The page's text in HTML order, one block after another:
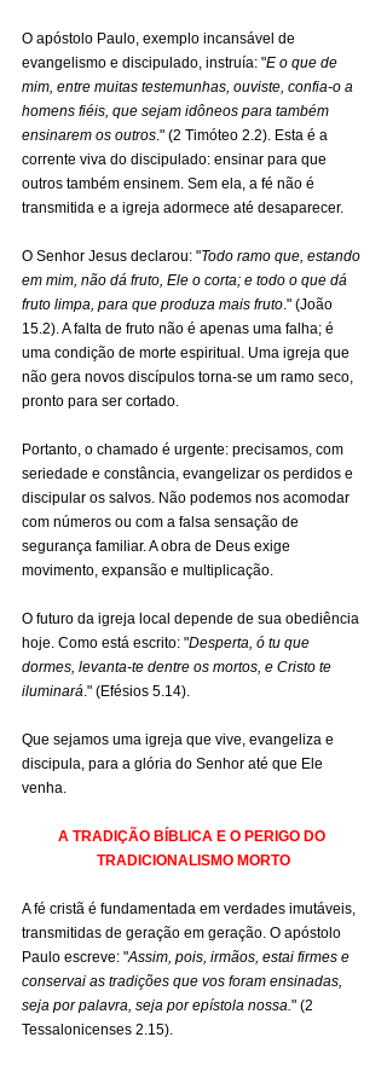
O apóstolo Paulo, exemplo incansável de
evangelismo e discipulado, instruía: "E o que de
mim, entre muitas testemunhas, ouviste, confia-o a
homens fiéis, que sejam idôneos para também
ensinarem os outros." (2 Timóteo 2.2). Esta é a
corrente viva do discipulado: ensinar para que
outros também ensinem. Sem ela, a fé não é
transmitida e a igreja adormece até desaparecer.
O Senhor Jesus declarou: "Todo ramo que, estando
em mim, não dá fruto, Ele o corta; e todo o que dá
fruto limpa, para que produza mais fruto." (João
15.2). A falta de fruto não é apenas uma falha; é
uma condição de morte espiritual. Uma igreja que
não gera novos discípulos torna-se um ramo seco,
pronto para ser cortado.
Portanto, o chamado é urgente: precisamos, com
seriedade e constância, evangelizar os perdidos e
discipular os salvos. Não podemos nos acomodar
com números ou com a falsa sensação de
segurança familiar. A obra de Deus exige
movimento, expansão e multiplicação.
O futuro da igreja local depende de sua obediência
hoje. Como está escrito: "Desperta, ó tu que
dormes, levanta-te dentre os mortos, e Cristo te
iluminará." (Efésios 5.14).
Que sejamos uma igreja que vive, evangeliza e
discipula, para a glória do Senhor até que Ele
venha.
A TRADIÇÃO BÍBLICA E O PERIGO DO
TRADICIONALISMO MORTO
A fé cristã é fundamentada em verdades imutáveis,
transmitidas de geração em geração. O apóstolo
Paulo escreve: "Assim, pois, irmãos, estai firmes e
conservai as tradições que vos foram ensinadas,
seja por palavra, seja por epístola nossa." (2
Tessalonicenses 2.15).